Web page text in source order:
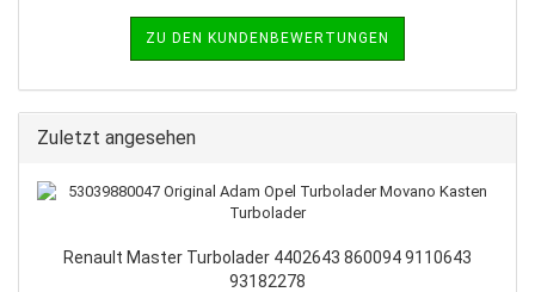
ZU DEN KUNDENBEWERTUNGEN
Zuletzt angesehen
Renault Master Turbolader 4402643 860094 9110643
93182278